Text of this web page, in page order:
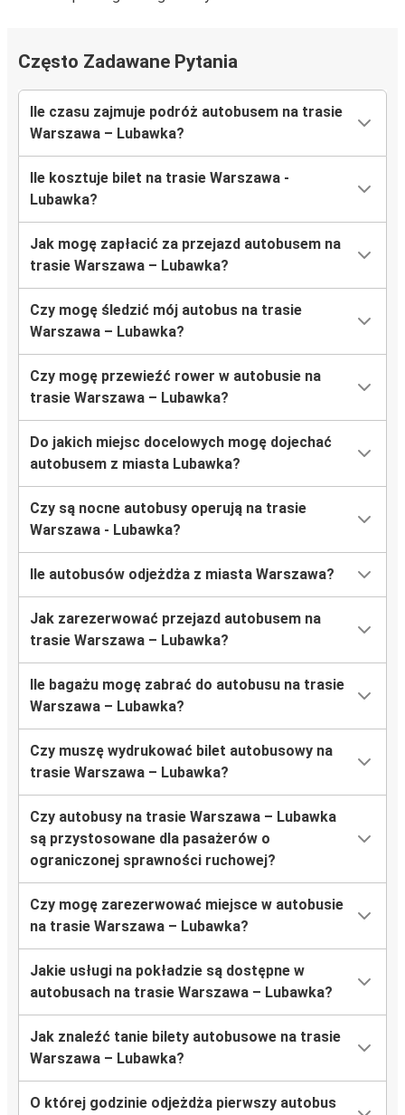
Często Zadawane Pytania
Ile czasu zajmuje podróż autobusem na trasie
Warszawa – Lubawka?
Ile kosztuje bilet na trasie Warszawa -
Lubawka?
Jak mogę zapłacić za przejazd autobusem na
trasie Warszawa – Lubawka?
Czy mogę śledzić mój autobus na trasie
Warszawa – Lubawka?
Czy mogę przewieźć rower w autobusie na
trasie Warszawa – Lubawka?
Do jakich miejsc docelowych mogę dojechać
autobusem z miasta Lubawka?
Czy są nocne autobusy operują na trasie
Warszawa - Lubawka?
Ile autobusów odjeżdża z miasta Warszawa?
Jak zarezerwować przejazd autobusem na
trasie Warszawa – Lubawka?
Ile bagażu mogę zabrać do autobusu na trasie
Warszawa – Lubawka?
Czy muszę wydrukować bilet autobusowy na
trasie Warszawa – Lubawka?
Czy autobusy na trasie Warszawa – Lubawka
są przystosowane dla pasażerów o
ograniczonej sprawności ruchowej?
Czy mogę zarezerwować miejsce w autobusie
na trasie Warszawa – Lubawka?
Jakie usługi na pokładzie są dostępne w
autobusach na trasie Warszawa – Lubawka?
Jak znaleźć tanie bilety autobusowe na trasie
Warszawa – Lubawka?
O której godzinie odjeżdża pierwszy autobus